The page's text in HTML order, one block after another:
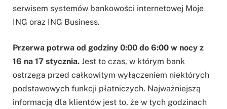
serwisem systemów bankowości internetowej Moje
ING oraz ING Business.
Przerwa potrwa od godziny 0:00 do 6:00 w nocy z
16 na 17 stycznia. Jest to czas, w którym bank
ostrzega przed całkowitym wyłączeniem niektórych
podstawowych funkcji płatniczych. Najważniejszą
informacją dla klientów jest to, że w tych godzinach